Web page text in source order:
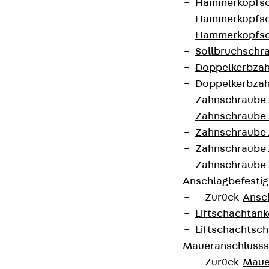
Zahnschraube
Zahnschraube
Zahnschraube
Zahnschraube
Zahnschraube
Zurück
Zurück
Produktneuheiten, Referenzen und aktuellen